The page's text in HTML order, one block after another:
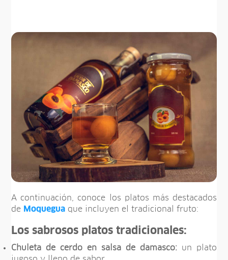
A continuación, conoce los platos más destacados
de Moquegua que incluyen el tradicional fruto:
Los sabrosos platos tradicionales:
Chuleta de cerdo en salsa de damasco: un plato